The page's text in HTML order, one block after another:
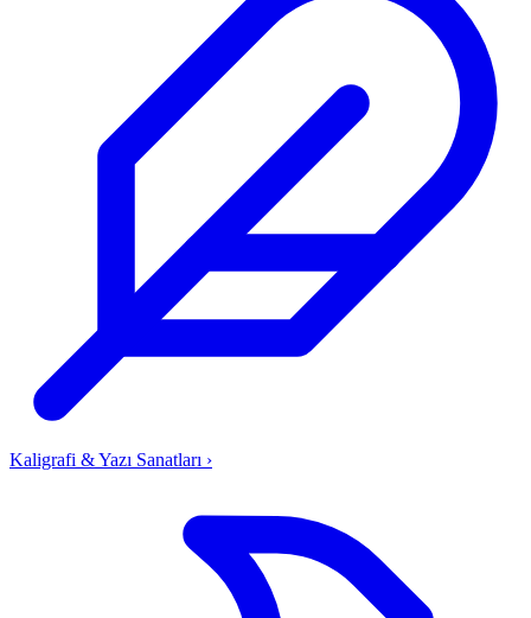
Kaligrafi & Yazı Sanatları ›